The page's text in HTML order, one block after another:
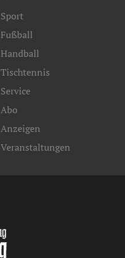
Sport
Fußball
Handball
Tischtennis
Service
Abo
Anzeigen
Veranstaltungen